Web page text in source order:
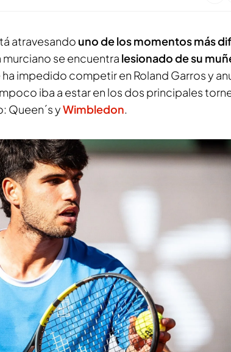
atravesando uno de los momentos más
murciano se encuentra lesionado de su
impedido competir en Roland Garros y
iba a estar en los dos principales
Queen´s yWimbledon.